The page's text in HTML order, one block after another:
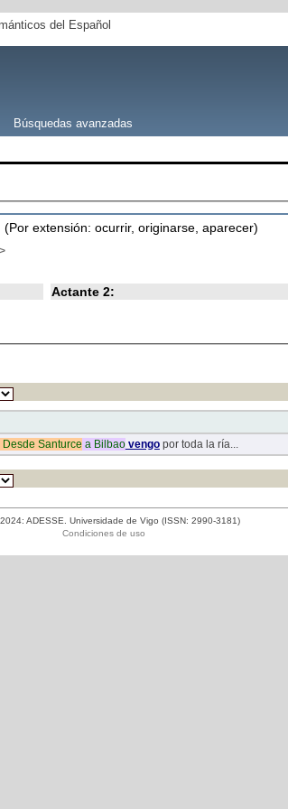
del Español
Búsquedas avanzadas
extensión: ocurrir, originarse, aparecer)
Actante 2:
Desde Santurce aBilbaovengopor toda la ría...
ADESSE. Universidade de Vigo (ISSN: 2990-3181)
Condiciones de uso